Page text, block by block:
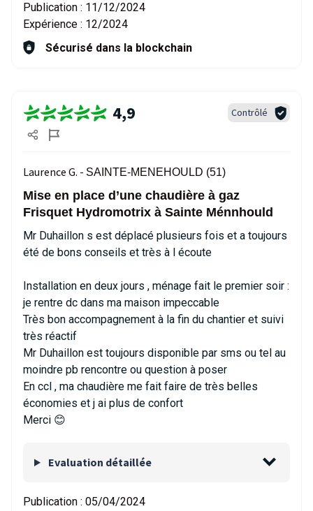
Publication : 11/12/2024
Expérience : 12/2024
Sécurisé dans la blockchain
4,9 Contrôlé
Laurence G. - SAINTE-MENEHOULD (51)
Mise en place d’une chaudière à gaz
Frisquet Hydromotrix à Sainte Ménnhould
Mr Duhaillon s est déplacé plusieurs fois et a toujours
été de bons conseils et très à l écoute
Installation en deux jours , ménage fait le premier soir :
je rentre dc dans ma maison impeccable
Très bon accompagnement à la fin du chantier et suivi
très réactif
Mr Duhaillon est toujours disponible par sms ou tel au
moindre pb rencontre ou question à poser
En ccl , ma chaudière me fait faire de très belles
économies et j ai plus de confort
Merci 😊
Evaluation détaillée
Publication : 05/04/2024